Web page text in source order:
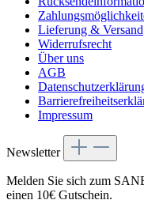
Lieferung & Versand
Widerrufsrecht
Über uns
AGB
Impressum
Newsletter
Melden Sie sich zum
einen 10€ Gutschein.